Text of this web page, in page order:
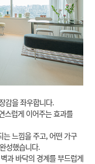
감을 좌우합니다.
스럽게 이어주는 효과를
느낌을 주고, 어떤 가구
성했습니다.
과 바닥의 경계를 부드럽게